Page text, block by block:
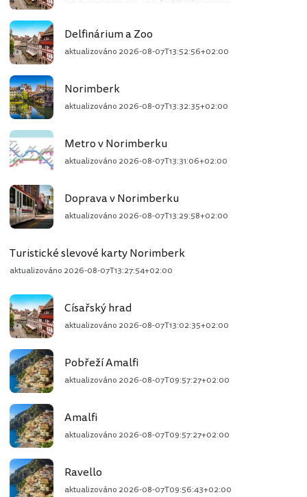
Delfinárium a Zoo
aktualizováno 2026-08-07T13:52:56+02:00
Norimberk
aktualizováno 2026-08-07T13:32:35+02:00
Metro v Norimberku
aktualizováno 2026-08-07T13:31:06+02:00
Doprava v Norimberku
aktualizováno 2026-08-07T13:29:58+02:00
Turistické slevové karty Norimberk
aktualizováno 2026-08-07T13:27:54+02:00
Císařský hrad
aktualizováno 2026-08-07T13:02:35+02:00
Pobřeží Amalfi
aktualizováno 2026-08-07T09:57:27+02:00
Amalfi
aktualizováno 2026-08-07T09:57:27+02:00
Ravello
aktualizováno 2026-08-07T09:56:43+02:00